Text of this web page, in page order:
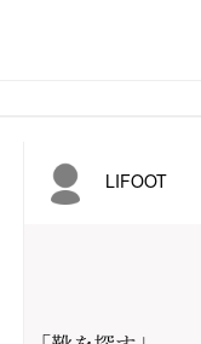
LIFOOT